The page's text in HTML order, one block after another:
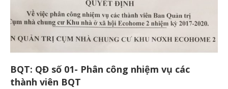
BQT: QĐ số 01- Phân công nhiệm vụ các
thành viên BQT